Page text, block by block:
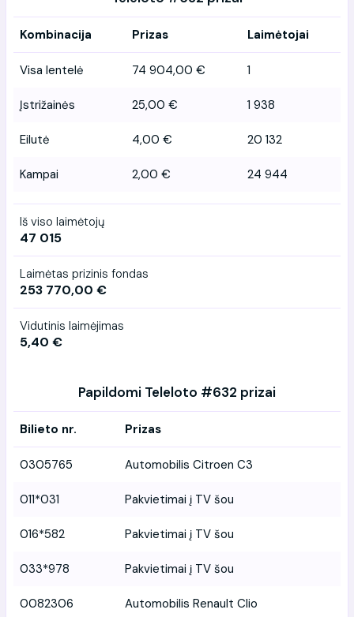
Kombinacija Prizas Laimėtojai
Visa lentelė 74 904,00 € 1
Įstrižainės 25,00 € 1 938
Eilutė 4,00 € 20 132
Kampai 2,00 € 24 944
Iš viso laimėtojų
47 015
Laimėtas prizinis fondas
253 770,00 €
Vidutinis laimėjimas
5,40 €
Papildomi Teleloto #632 prizai
Bilieto nr. Prizas
0305765 Automobilis Citroen C3
011*031 Pakvietimai į TV šou
016*582 Pakvietimai į TV šou
033*978 Pakvietimai į TV šou
0082306 Automobilis Renault Clio